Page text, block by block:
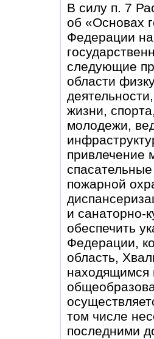
В силу п. 7
об «Основах
Федерации
следующие
области
жизни,
молодежи,
привлечение
пожарной
и санаторно-
обеспечить
Федерации,
область,
находящимся
том числе
последними